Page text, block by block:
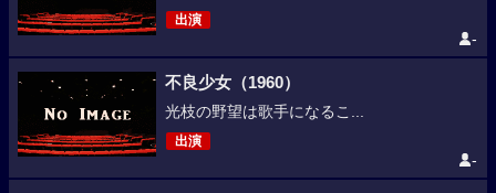
出演
-
不良少女（1960）
光枝の野望は歌手になるこ...
出演
-